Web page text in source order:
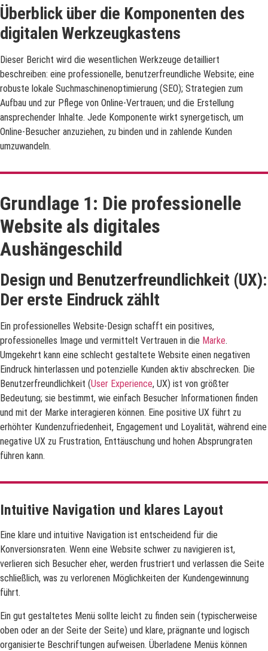
Überblick über die Komponenten des
digitalen Werkzeugkastens
Dieser Bericht wird die wesentlichen Werkzeuge detailliert
beschreiben: eine professionelle, benutzerfreundliche Website; eine
robuste lokale Suchmaschinenoptimierung (SEO); Strategien zum
Aufbau und zur Pflege von Online-Vertrauen; und die Erstellung
ansprechender Inhalte. Jede Komponente wirkt synergetisch, um
Online-Besucher anzuziehen, zu binden und in zahlende Kunden
umzuwandeln.
Grundlage 1: Die professionelle
Website als digitales
Aushängeschild
Design und Benutzerfreundlichkeit (UX):
Der erste Eindruck zählt
Ein professionelles Website-Design schafft ein positives,
professionelles Image und vermittelt Vertrauen in die Marke.
Umgekehrt kann eine schlecht gestaltete Website einen negativen
Eindruck hinterlassen und potenzielle Kunden aktiv abschrecken. Die
Benutzerfreundlichkeit (User Experience, UX) ist von größter
Bedeutung; sie bestimmt, wie einfach Besucher Informationen finden
und mit der Marke interagieren können. Eine positive UX führt zu
erhöhter Kundenzufriedenheit, Engagement und Loyalität, während eine
negative UX zu Frustration, Enttäuschung und hohen Absprungraten
führen kann.
Intuitive Navigation und klares Layout
Eine klare und intuitive Navigation ist entscheidend für die
Konversionsraten. Wenn eine Website schwer zu navigieren ist,
verlieren sich Besucher eher, werden frustriert und verlassen die Seite
schließlich, was zu verlorenen Möglichkeiten der Kundengewinnung
führt.
Ein gut gestaltetes Menü sollte leicht zu finden sein (typischerweise
oben oder an der Seite der Seite) und klare, prägnante und logisch
organisierte Beschriftungen aufweisen. Überladene Menüs können